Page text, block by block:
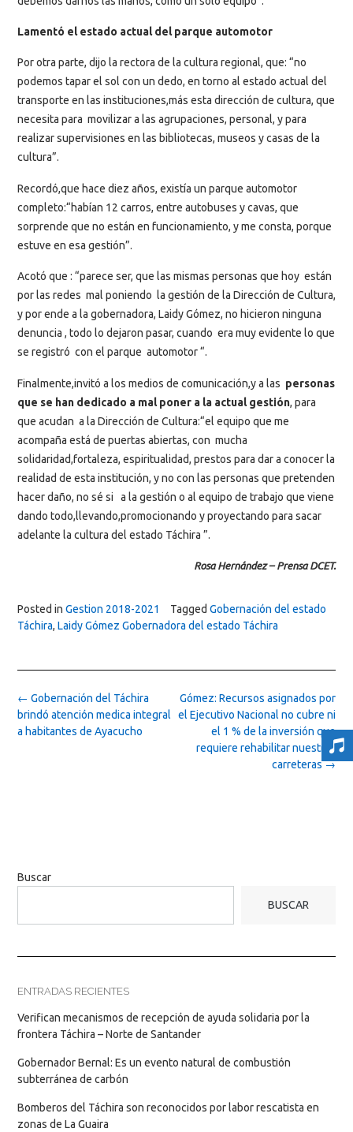
Lamentó el estado actual del parque automotor
Por otra parte, dijo la rectora de la cultura regional, que: “no
podemos tapar el sol con un dedo, en torno al estado actual del
transporte en las instituciones,más esta dirección de cultura, que
necesita para movilizar a las agrupaciones, personal, y para
realizar supervisiones en las bibliotecas, museos y casas de la
cultura”.
Recordó,que hace diez años, existía un parque automotor
completo:“habían 12 carros, entre autobuses y cavas, que
sorprende que no están en funcionamiento, y me consta, porque
estuve en esa gestión”.
Acotó que : “parece ser, que las mismas personas que hoy están
por las redes mal poniendo la gestión de la Dirección de Cultura,
y por ende a la gobernadora, Laidy Gómez, no hicieron ninguna
denuncia , todo lo dejaron pasar, cuando era muy evidente lo que
se registró con el parque automotor “.
Finalmente,invitó a los medios de comunicación,y a las personas
que se han dedicado a mal poner a la actual gestión, para
que acudan a la Dirección de Cultura:“el equipo que me
acompaña está de puertas abiertas, con mucha
solidaridad,fortaleza, espiritualidad, prestos para dar a conocer la
realidad de esta institución, y no con las personas que pretenden
hacer daño, no sé si a la gestión o al equipo de trabajo que viene
dando todo,llevando,promocionando y proyectando para sacar
adelante la cultura del estado Táchira ”.
Rosa Hernández – Prensa DCET.
Posted in Gestion 2018-2021 Tagged Gobernación del estado
Táchira, Laidy Gómez Gobernadora del estado Táchira
Post
navigation
Gómez: Recursos asignados por
el Ejecutivo Nacional no cubre ni
el 1 % de la inversión que
requiere rehabilitar nuestras
carreteras→
← Gobernación del Táchira
brindó atención medica integral
a habitantes de Ayacucho
Buscar
BUSCAR
ENTRADAS RECIENTES
Verifican mecanismos de recepción de ayuda solidaria por la
frontera Táchira – Norte de Santander
Gobernador Bernal: Es un evento natural de combustión
subterránea de carbón
Bomberos del Táchira son reconocidos por labor rescatista en
zonas de La Guaira